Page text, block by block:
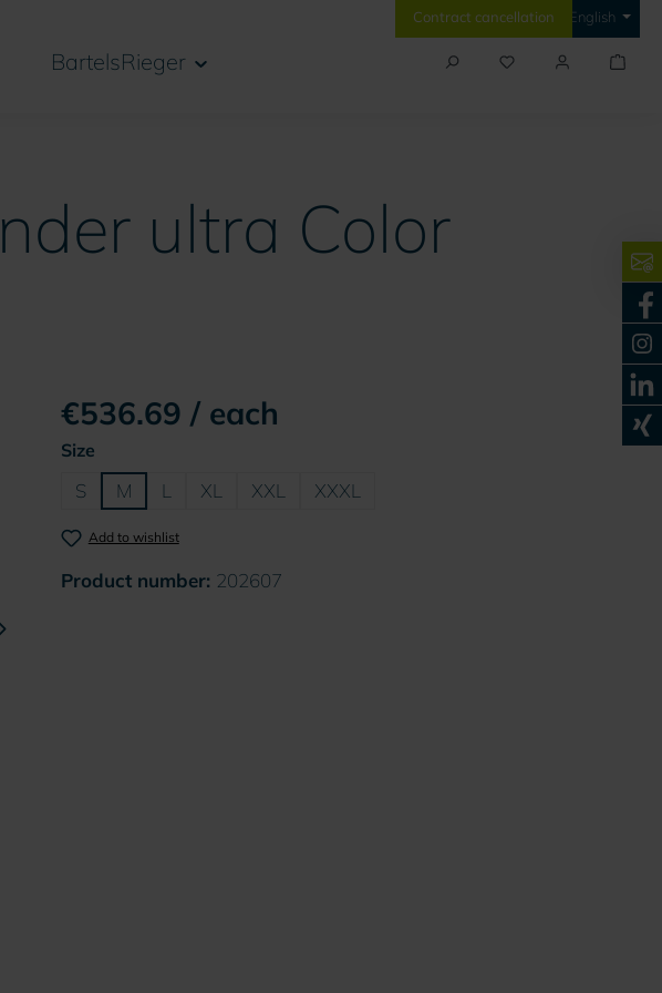
Contract cancellation English
BartelsRieger
ultra Color
€536.69 / each
Select
Size
S M XL XXL XXXL
Add to wishlist
Product number: 202607